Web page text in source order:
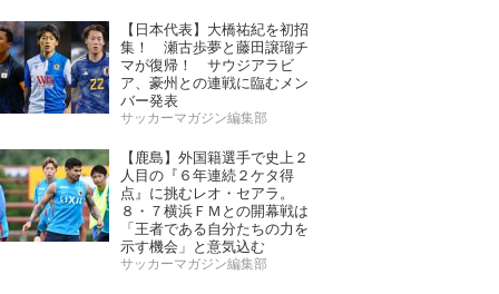
【日本代表】大橋祐紀を初招
集！ 瀬古歩夢と藤田譲瑠チ
マが復帰！ サウジアラビ
ア、豪州との連戦に臨むメン
バー発表
サッカーマガジン編集部
【鹿島】外国籍選手で史上２
人目の『６年連続２ケタ得
点』に挑むレオ・セアラ。
８・７横浜ＦＭとの開幕戦は
「王者である自分たちの力を
示す機会」と意気込む
サッカーマガジン編集部